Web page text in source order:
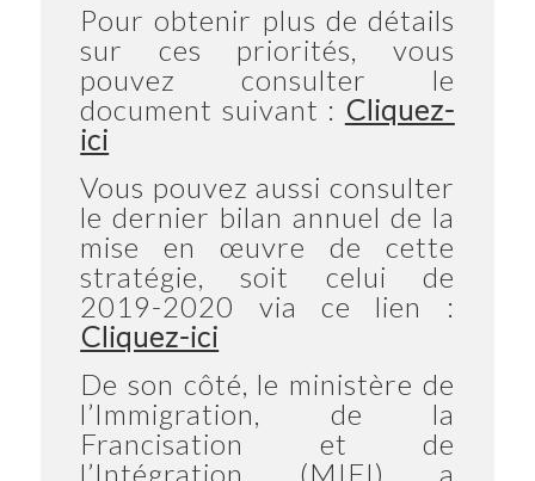
Pour obtenir plus de détails
sur ces priorités, vous
pouvez consulter le
document suivant : Cliquez-
ici
Vous pouvez aussi consulter
le dernier bilan annuel de la
mise en œuvre de cette
stratégie, soit celui de
2019-2020 via ce lien :
Cliquez-ici
De son côté, le ministère de
l’Immigration, de la
Francisation et de
l’Intégration (MIFI) a